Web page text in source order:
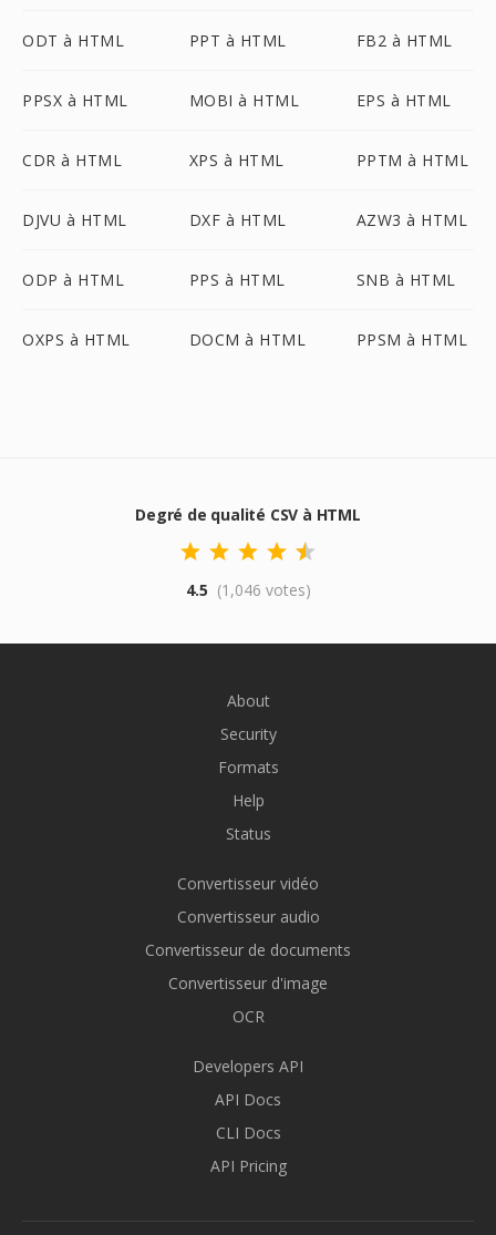
ODT à HTML PPT à HTML FB2 à HTML
PPSX à HTML MOBI à HTML EPS à HTML
CDR à HTML XPS à HTML PPTM à HTML
DJVU à HTML DXF à HTML AZW3 à HTML
ODP à HTML PPS à HTML SNB à HTML
OXPS à HTML DOCM à HTML PPSM à HTML
Degré de qualité CSV à HTML
4.5 (1,046 votes)
About
Security
Formats
Help
Status
Convertisseur vidéo
Convertisseur audio
Convertisseur de documents
Convertisseur d'image
OCR
Developers API
API Docs
CLI Docs
API Pricing